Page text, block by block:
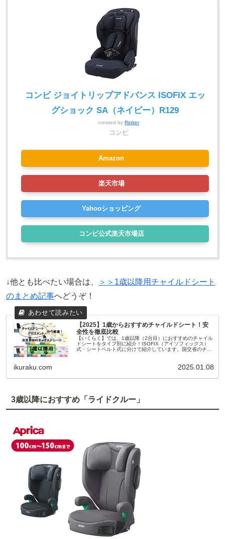
コンビ ジョイトリップアドバンス ISOFIX エッ
グショック SA（ネイビー）R129
created by Rinker
コンビ
Amazon
楽天市場
Yahooショッピング
コンビ公式楽天市場店
↓他とも比べたい場合は、
＞＞1歳以降用チャイルドシート
のまとめ記事へどうぞ！
【2025】1歳からおすすめチャイルドシート！安
全性を徹底比較
【いくらく】では、1歳以降（2台目）におすすめのチャイル
ドシートをタイプ別に紹介！ISOFIX（アイソフィックス）
式・シートベルト式に分けて紹介しています。国交省のチャ
ikuraku.com 2025.01.08
3歳以降におすすめ「ライドクルー」